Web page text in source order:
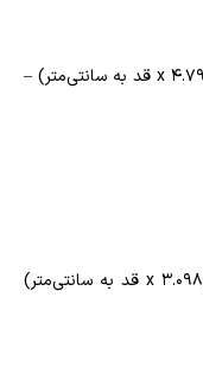
xقد به سانتی‌متر) –
x قد به سانتی‌متر)